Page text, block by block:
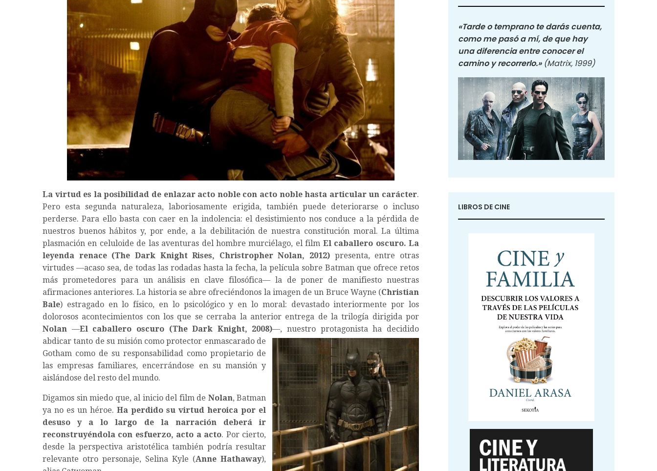
La virtud es la posibilidad de enlazar acto noble con acto noble hasta articular un carácter.
Pero esta segunda naturaleza, laboriosamente erigida, también puede deteriorarse o incluso
perderse. Para ello basta con caer en la indolencia: el desistimiento nos conduce a la pérdida de
nuestros buenos hábitos y, por ende, a la debilitación de nuestra constitución moral. La última
plasmación en celuloide de las aventuras del hombre murciélago, el film El caballero oscuro. La
leyenda renace (The Dark Knight Rises, Christropher Nolan, 2012) presenta, entre otras
virtudes —acaso sea, de todas las rodadas hasta la fecha, la película sobre Batman que ofrece retos
más prometedores para un análisis en clave filosófica— la de poner de manifiesto nuestras
afirmaciones anteriores. La historia se abre ofreciéndonos la imagen de un Bruce Wayne (Christian
Bale) estragado en lo físico, en lo psicológico y en lo moral: devastado interiormente por los
dolorosos acontecimientos con los que se cerraba la anterior entrega de la trilogía dirigida por
Nolan —El caballero oscuro (The Dark Knight, 2008)—, nuestro protagonista ha decidido
abdicar tanto de su misión como protector enmascarado de
Gotham como de su responsabilidad como propietario de
las empresas familiares, encerrándose en su mansión y
aislándose del resto del mundo.
Digamos sin miedo que, al inicio del film de Nolan, Batman
ya no es un héroe. Ha perdido su virtud heroica por el
desuso y a lo largo de la narración deberá ir
reconstruyéndola con esfuerzo, acto a acto. Por cierto,
desde la perspectiva aristotélica también podría resultar
relevante otro personaje, Selina Kyle (Anne Hathaway),
«Tarde o temprano te darás cuenta,
como me pasó a mí, de que hay
una diferencia entre conocer el
camino y recorrerlo.» (Matrix, 1999)
LIBROS DE CINE